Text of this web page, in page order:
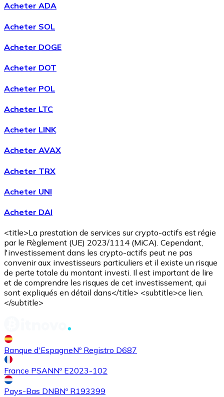
WBTC
AVAX
Shiba Inuavec virement bancaire
SHIB
Acheter ADA
Acheter SOL
Acheter DOGE
Acheter DOT
Acheter POL
Acheter LTC
Acheter LINK
Acheter AVAX
Acheter TRX
Acheter UNI
Acheter DAI
<title>La prestation de services sur crypto-actifs est régie
par le Règlement (UE) 2023/1114 (MiCA). Cependant,
l'investissement dans les crypto-actifs peut ne pas
convenir aux investisseurs particuliers et il existe un risque
de perte totale du montant investi. Il est important de lire
et de comprendre les risques de cet investissement, qui
sont expliqués en détail dans</title> <subtitle>ce lien.
</subtitle>
Banque d'EspagneNº Registro D687
France PSANNº E2023-102
Pays-Bas DNBNº R193399